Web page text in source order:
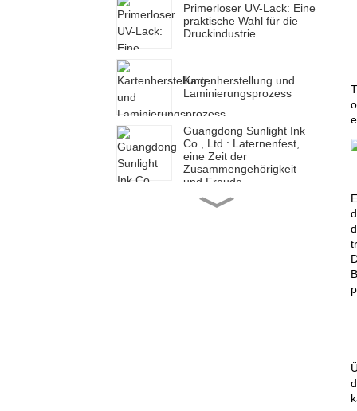
Primerloser UV-Lack: Eine
praktische Wahl für die
Druckindustrie
Kartenherstellung und
Laminierungsprozess
Guangdong Sunlight Ink
Co., Ltd.: Laternenfest,
eine Zeit der
Zusammengehörigkeit
und Freude
Guangdong Sunlight Ink